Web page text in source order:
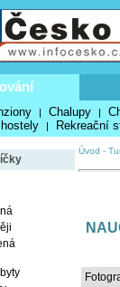
| Chalupy |
| Rekreační
Úvod -